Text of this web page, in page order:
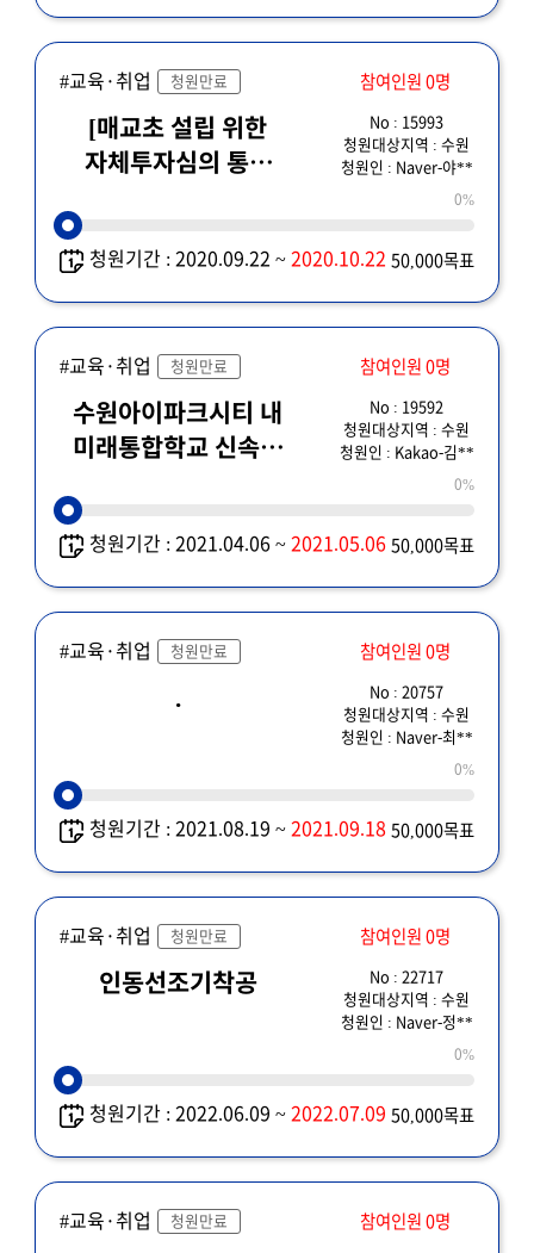
#교육·취업 청원만료 참여인원 0명
[매교초 설립 위한
자체투자심의 통과
자체투자심사심와 관한
내용으로써, 필히
경기도교육청에서 답변
바람 (하위기관으로
이관 금지)
No : 15993
청원대상지역 : 수원
청원인 : Naver-야**
0%
청원기간 : 2020.09.22 ~2020.10.22 50,000목표
#교육·취업 청원만료 참여인원 0명
수원아이파크시티 내
미래통합학교 신속한
No : 19592
청원대상지역 : 수원
청원인 : Kakao-김**
0%
청원기간 : 2021.04.06 ~2021.05.06 50,000목표
#교육·취업 청원만료 참여인원 0명
.
No : 20757
청원대상지역 : 수원
청원인 : Naver-최**
0%
청원기간 : 2021.08.19 ~2021.09.18 50,000목표
#교육·취업 청원만료 참여인원 0명
인동선조기착공
No : 22717
청원대상지역 : 수원
청원인 : Naver-정**
0%
청원기간 : 2022.06.09 ~2022.07.09 50,000목표
#교육·취업 청원만료 참여인원 0명